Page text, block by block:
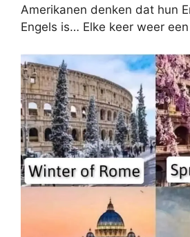
Amerikanen denken dat hun
Engels is… Elke keer weer